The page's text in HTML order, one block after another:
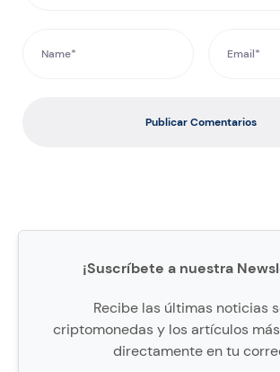
Publicar Comentarios
¡Suscríbete a nuestra
Recibe las últimas noticias
criptomonedas y los artículos
directamente en tu